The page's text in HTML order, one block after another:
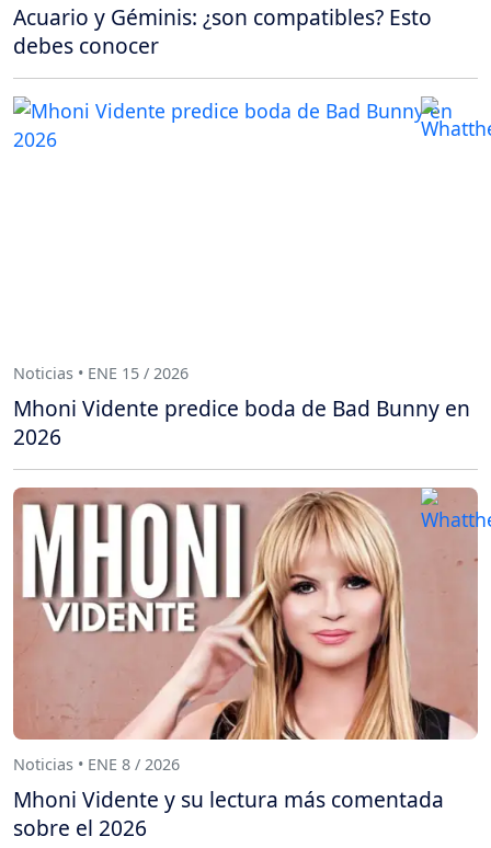
Acuario y Géminis: ¿son compatibles? Esto
debes conocer
Noticias • ENE 15 / 2026
Mhoni Vidente predice boda de Bad Bunny en
2026
Noticias • ENE 8 / 2026
Mhoni Vidente y su lectura más comentada
sobre el 2026